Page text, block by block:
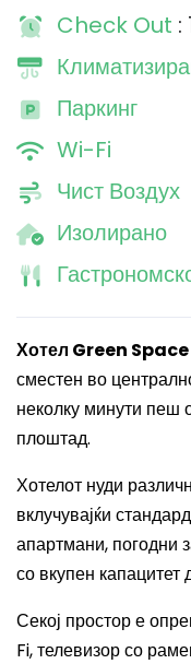
Check Out :
Паркинг
Wi-Fi
Чист Воздух
Изолирано
Хотел Green Space
сместен во
неколку минути пеш
плоштад.
Хотелот нуди
вклучувајќи
апартмани, погодни
со вкупен капацитет
Секој простор е
Fi, телевизор со